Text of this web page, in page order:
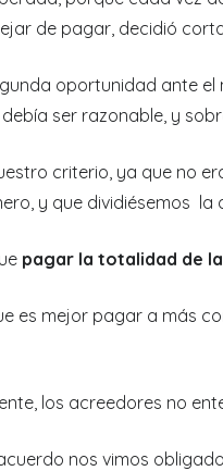
de pagar, decidió
oportunidad ante
ser razonable, y
criterio, ya que no
y que dividiésemos
pagar la totalidad de
es mejor pagar a más
los acreedores no
nos vimos